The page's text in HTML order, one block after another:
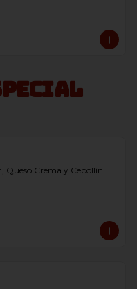
Queso Crema y Cebollín